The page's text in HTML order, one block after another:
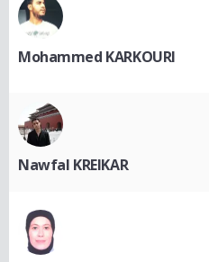
Mohammed KARKOURI
Nawfal KREIKAR